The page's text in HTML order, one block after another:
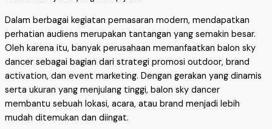
Dalam berbagai kegiatan pemasaran modern, mendapatkan
perhatian audiens merupakan tantangan yang semakin besar.
Oleh karena itu, banyak perusahaan memanfaatkan balon sky
dancer sebagai bagian dari strategi promosi outdoor, brand
activation, dan event marketing. Dengan gerakan yang dinamis
serta ukuran yang menjulang tinggi, balon sky dancer
membantu sebuah lokasi, acara, atau brand menjadi lebih
mudah ditemukan dan diingat.